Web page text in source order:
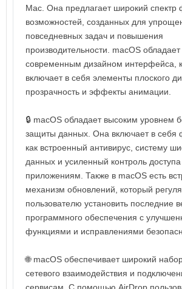
Mac. Она предлагает широкий спектр
возможностей, созданных для
повседневных задач и повышения
производительности. macOS
современным дизайном интерфейса,
включает в себя элементы плоского
прозрачность и эффекты анимации.
🔒 macOS обладает высоким уровнем
защиты данных. Она включает в себя
как встроенный антивирус, систему
данных и усиленный контроль
приложениям. Также в macOS есть
механизм обновлений, который
пользователю установить последние
программного обеспечения с
функциями и исправлениями
🌐 macOS обеспечивает широкий
сетевого взаимодействия и